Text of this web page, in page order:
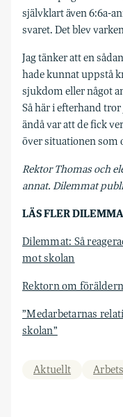
självklart även 6:6a-
svaret. Det blev
Jag tänker att en
hade kunnat uppstå
sjukdom eller något
Så här i efterhand
ändå var att de fick
över situationen som
Rektor Thomas och
annat. Dilemmat
LÄS FLER
Dilemmat: Så
mot skolan
Rektorn om
”Medarbetarnas
skolan”
Aktuellt